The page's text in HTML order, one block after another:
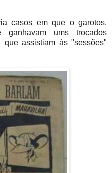
casos em que o garotos,
ganhavam ums trocados
que assistiam às "sessões"